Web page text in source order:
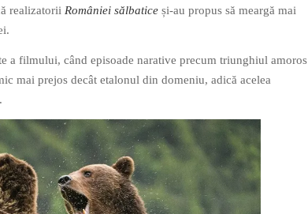
realizatorii României sălbatice și-au propus să meargă mai
a filmului, când episoade narative precum triunghiul amoros
mai prejos decât etalonul din domeniu, adică acelea